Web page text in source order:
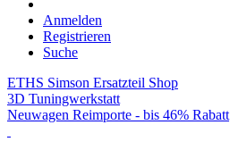
Anmelden
Registrieren
Suche
ETHS Simson Ersatzteil Shop
3D Tuningwerkstatt
Neuwagen Reimporte - bis 46% Rabatt